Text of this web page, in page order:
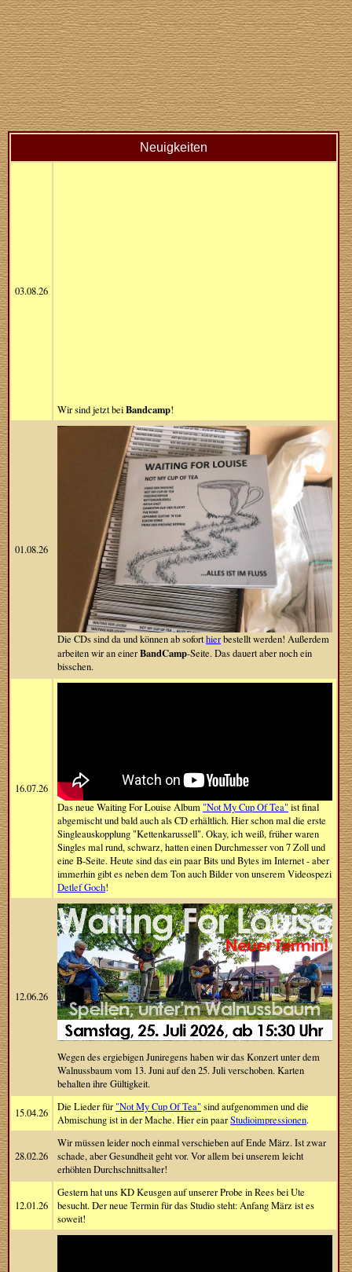
Neuigkeiten
03.08.26
Wir sind jetzt beiBandcamp!
01.08.26
Die CDs sind da und können ab soforthierbestellt werden! Außerdem
arbeiten wir an einerBandCamp-Seite. Das dauert aber noch ein
bisschen.
16.07.26
Das neue Waiting For Louise Album "Not My Cup Of Tea" ist final
abgemischt und bald auch als CD erhältlich. Hier schon mal die erste
Singleauskopplung "Kettenkarussell". Okay, ich weiß, früher waren
Singles mal rund, schwarz, hatten einen Durchmesser von 7 Zoll und
eine B-Seite. Heute sind das ein paar Bits und Bytes im Internet - aber
immerhin gibt es neben dem Ton auch Bilder von unserem Videospezi
Detlef Goch!
12.06.26
Wegen des ergiebigen Juniregens haben wir das Konzert unter dem
Walnussbaum vom 13. Juni auf den 25. Juli verschoben. Karten
behalten ihre Gültigkeit.
15.04.26 Die Lieder für "Not My Cup Of Tea" sind aufgenommen und die
Abmischung ist in der Mache. Hier ein paarStudioimpressionen.
28.02.26
Wir müssen leider noch einmal verschieben auf Ende März. Ist zwar
schade, aber Gesundheit geht vor. Vor allem bei unserem leicht
erhöhten Durchschnittsalter!
12.01.26
Gestern hat uns KD Keusgen auf unserer Probe in Rees bei Ute
besucht. Der neue Termin für das Studio steht: Anfang März ist es
soweit!